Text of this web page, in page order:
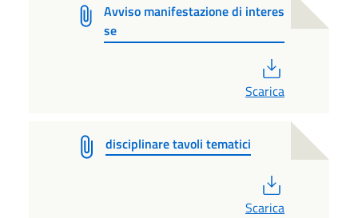
Avviso manifestazione di interes
se
Scarica
disciplinare tavoli tematici
Scarica